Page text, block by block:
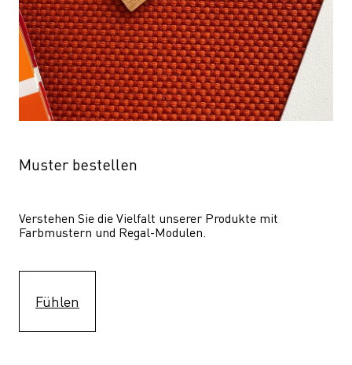
Muster bestellen
Verstehen Sie die Vielfalt unserer Produkte mit
Farbmustern und Regal-Modulen.
Fühlen